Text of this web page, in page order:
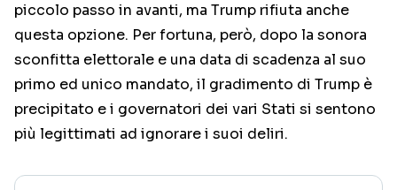
piccolo passo in avanti, ma Trump rifiuta anche
questa opzione. Per fortuna, però, dopo la sonora
sconfitta elettorale e una data di scadenza al suo
primo ed unico mandato, il gradimento di Trump è
precipitato e i governatori dei vari Stati si sentono
più legittimati ad ignorare i suoi deliri.